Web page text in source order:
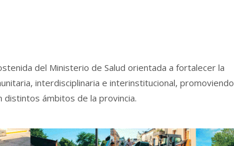
del Ministerio de Salud orientada a fortalecer la
interdisciplinaria e interinstitucional, promoviendo
distintos ámbitos de la provincia.